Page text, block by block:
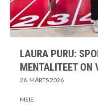
LAURA PURU:
MENTALITEET ON
26. MÄRTS 2026
MEIE